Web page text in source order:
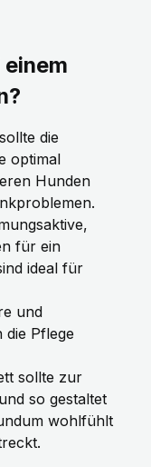
die
optimal
Hunden
für ein
ideal für
und
die Pflege
sollte zur
so gestaltet
wohlfühlt